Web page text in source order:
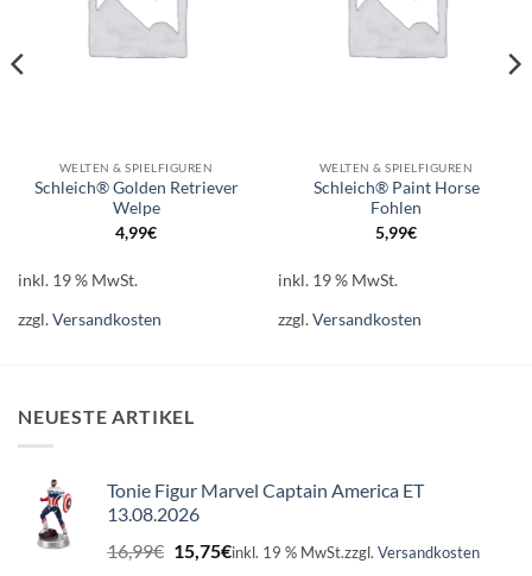
WELTEN & SPIELFIGUREN
Schleich® Golden Retriever
Welpe
4,99€
inkl. 19 % MwSt.
zzgl.Versandkosten
WELTEN & SPIELFIGUREN
Schleich® Paint Horse
Fohlen
5,99€
inkl. 19 % MwSt.
zzgl.Versandkosten
NEUESTE ARTIKEL
Tonie Figur Marvel Captain America ET
13.08.2026
16,99€ Ursprünglicher
Preis
15,75€Aktueller
inkl. 19 % MwSt.zzgl. Versandkosten